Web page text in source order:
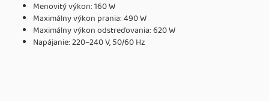
Menovitý výkon: 160 W
Maximálny výkon prania: 490 W
Maximálny výkon odstreďovania: 620 W
Napájanie: 220–240 V, 50/60 Hz